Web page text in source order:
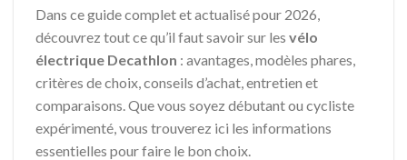
Dans ce guide complet et actualisé pour 2026,
découvrez tout ce qu’il faut savoir sur les vélo
électrique Decathlon : avantages, modèles phares,
critères de choix, conseils d’achat, entretien et
comparaisons. Que vous soyez débutant ou cycliste
expérimenté, vous trouverez ici les informations
essentielles pour faire le bon choix.